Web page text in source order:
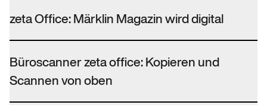
zeta Office: Märklin Magazin wird digital
Büroscanner zeta office: Kopieren und
Scannen von oben